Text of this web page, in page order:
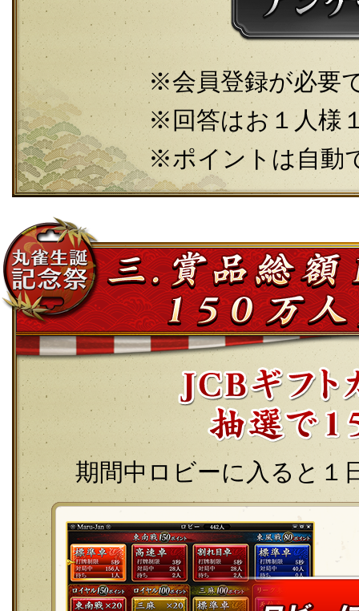
会員登録が必要
回答はお１人様
ポイントは自動
期間中ロビーに入ると１